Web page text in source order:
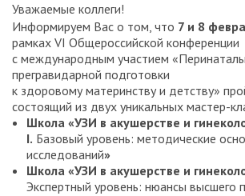
Уважаемые коллеги!
Информируем Вас о том, что 7 и 8
рамках VI Общероссийской конференции
с международным участием
прегравидарной подготовки
к здоровому материнству и детству»
состоящий из двух уникальных мастер-
Школа «УЗИ в акушерстве и
I. Базовый уровень: методические
исследований»
Школа «УЗИ в акушерстве и
Экспертный уровень: нюансы высшего